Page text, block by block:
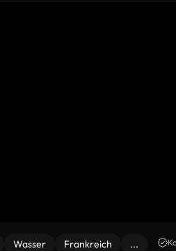
Wasser Frankreich ...